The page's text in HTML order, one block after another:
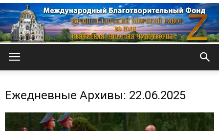
Ежедневные Архивы: 22.06.2025